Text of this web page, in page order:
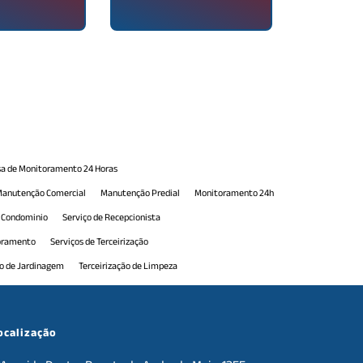
de Monitoramento 24 Horas
Comercial Manutenção Predial
Monitoramento 24h
Serviço de Recepcionista
Serviços de Terceirização
de Jardinagem
Terceirização de Limpeza
de Portaria
Terceirização de Portaria 24h